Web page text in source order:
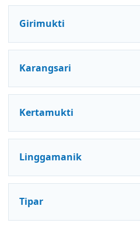
Girimukti
Karangsari
Kertamukti
Linggamanik
Tipar